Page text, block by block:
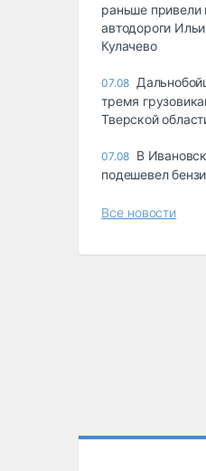
раньше
автодороги
Кулачево
07.08
тремя
Тверской
07.08 В
подешевел
Все новости